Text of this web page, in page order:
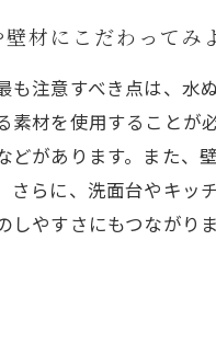
材にこだわってみ
も注意すべき点は、水
素材を使用することが
どがあります。また、
さらに、洗面台やキッ
しやすさにもつながり